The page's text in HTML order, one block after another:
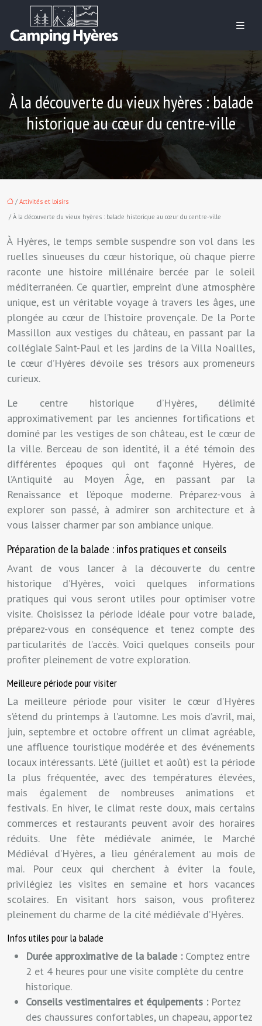
À la découverte du vieux hyères : balade
historique au cœur du centre-ville
/ Activités et loisirs
/ À la découverte du vieux hyères : balade historique au cœur du centre-ville
À Hyères, le temps semble suspendre son vol dans les
ruelles sinueuses du cœur historique, où chaque pierre
raconte une histoire millénaire bercée par le soleil
méditerranéen. Ce quartier, empreint d’une atmosphère
unique, est un véritable voyage à travers les âges, une
plongée au cœur de l’histoire provençale. De la Porte
Massillon aux vestiges du château, en passant par la
collégiale Saint-Paul et les jardins de la Villa Noailles,
le cœur d’Hyères dévoile ses trésors aux promeneurs
curieux.
Le centre historique d’Hyères, délimité
approximativement par les anciennes fortifications et
dominé par les vestiges de son château, est le cœur de
la ville. Berceau de son identité, il a été témoin des
différentes époques qui ont façonné Hyères, de
l’Antiquité au Moyen Âge, en passant par la
Renaissance et l’époque moderne. Préparez-vous à
explorer son passé, à admirer son architecture et à
vous laisser charmer par son ambiance unique.
Préparation de la balade : infos pratiques et conseils
Avant de vous lancer à la découverte du centre
historique d’Hyères, voici quelques informations
pratiques qui vous seront utiles pour optimiser votre
visite. Choisissez la période idéale pour votre balade,
préparez-vous en conséquence et tenez compte des
particularités de l’accès. Voici quelques conseils pour
profiter pleinement de votre exploration.
Meilleure période pour visiter
La meilleure période pour visiter le cœur d’Hyères
s’étend du printemps à l’automne. Les mois d’avril, mai,
juin, septembre et octobre offrent un climat agréable,
une affluence touristique modérée et des événements
locaux intéressants. L’été (juillet et août) est la période
la plus fréquentée, avec des températures élevées,
mais également de nombreuses animations et
festivals. En hiver, le climat reste doux, mais certains
commerces et restaurants peuvent avoir des horaires
réduits. Une fête médiévale animée, le Marché
Médiéval d’Hyères, a lieu généralement au mois de
mai. Pour ceux qui cherchent à éviter la foule,
privilégiez les visites en semaine et hors vacances
scolaires. En visitant hors saison, vous profiterez
pleinement du charme de la cité médiévale d’Hyères.
Infos utiles pour la balade
Durée approximative de la balade : Comptez entre
2 et 4 heures pour une visite complète du centre
historique.
Conseils vestimentaires et équipements : Portez
des chaussures confortables, un chapeau, apportez